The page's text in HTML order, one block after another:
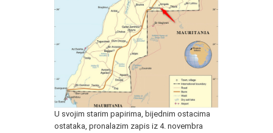
U svojim starim papirima, bijednim ostacima
ostataka, pronalazim zapis iz 4. novembra